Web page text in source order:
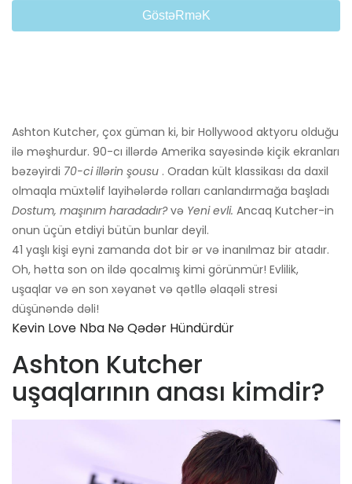
GöstəRməK
Ashton Kutcher, çox güman ki, bir Hollywood aktyoru olduğu
ilə məşhurdur. 90-cı illərdə Amerika sayəsində kiçik ekranları
bəzəyirdi 70-ci illərin şousu . Oradan kült klassikası da daxil
olmaqla müxtəlif layihələrdə rolları canlandırmağa başladı
Dostum, maşınım haradadır?və Yeni evli. Ancaq Kutcher-in
onun üçün etdiyi bütün bunlar deyil.
41 yaşlı kişi eyni zamanda dot bir ər və inanılmaz bir atadır.
Oh, hətta son on ildə qocalmış kimi görünmür! Evlilik,
uşaqlar və ən son xəyanət və qətllə əlaqəli stresi
düşünəndə dəli!
Kevin Love Nba Nə Qədər Hündürdür
Ashton Kutcher
uşaqlarının anası kimdir?